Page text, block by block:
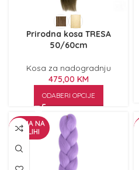
Prirodna kosa TRESA
50/60cm
Kosa za nadogradnju
475,00 KM
ODABERI OPCIJE
NEMA NA
ZALIHI